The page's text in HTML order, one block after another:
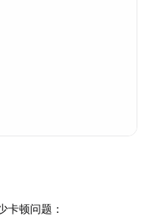
卡顿问题：